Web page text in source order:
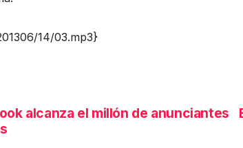
14/03.mp3}
alcanza el millón de anunciantes